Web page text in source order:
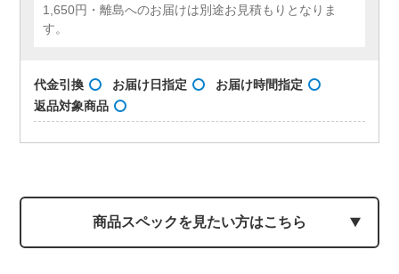
1,650円・離島へのお届けは別途お見積もりとなりま
す。
代金引換 お届け日指定
お届け時間指定
返品対象商品
商品スペックを見たい方はこちら